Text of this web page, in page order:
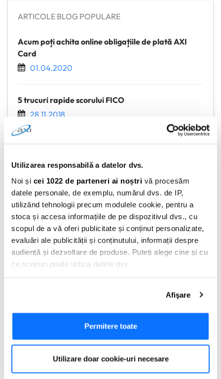
Utilizarea responsabilă a datelor dvs.
Noi și cei 1022 de parteneri ai noștri vă procesăm
datele personale, de exemplu, numărul dvs. de IP,
utilizând tehnologii precum modulele cookie, pentru a
stoca și accesa informațiile de pe dispozitivul dvs., cu
scopul de a vă oferi publicitate și conținut personalizate,
evaluări ale publicității și conținutului, informații despre
audiență și dezvoltare de produse. Puteți alege cine și cu
ce scopuri poate utiliza datele dvs.
Să colectăm informațiile cu privire la locația dvs.
geografică cu o exactitate de până la câțiva metri
Să vă identificăm dispozitivul scanândul-l în mod
dvs. personale și configurați-vă preferințele la
cu detalii. Vă puteți modifica sau retrage oricând acordul
Afişare
Permitere toate
Utilizare doar cookie-uri necesare
ARTICOLE BLOG POPULARE
Acum poți achita online obligațiile de plată AXI
Card
01.04.2020
5 trucuri rapide scorului FICO
28.11.2018
ÎNTREBĂRI POPULARE
Cum semnez electronic documentele necesare
pentru AXI Card?
Cand si unde platesc obligatiile aferente cardului
Card?